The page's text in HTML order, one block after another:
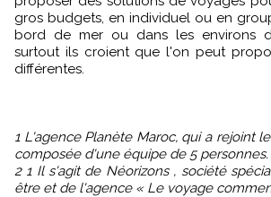
gros budgets, en individuel ou en
bord de mer ou dans les environs
surtout ils croient que l'on peut
différentes.
1 L'agence Planète Maroc, qui a rejoint
composée d'une équipe de 5 personnes.
2 1 Il s'agit de Néorizons , société
être et de l'agence « Le voyage